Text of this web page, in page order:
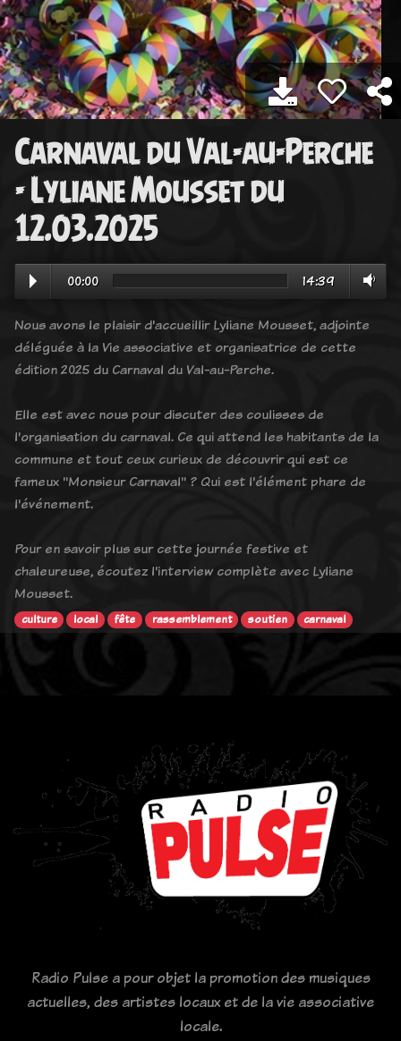
Carnaval du Val-au-Perche
- Lyliane Mousset du
12.03.2025
00:00 14:39
Nous avons le plaisir d'accueillir Lyliane Mousset, adjointe
déléguée à la Vie associative et organisatrice de cette
édition 2025 du Carnaval du Val-au-Perche.
Elle est avec nous pour discuter des coulisses de
l'organisation du carnaval. Ce qui attend les habitants de la
commune et tout ceux curieux de découvrir qui est ce
fameux "Monsieur Carnaval" ? Qui est l'élément phare de
l'événement.
Pour en savoir plus sur cette journée festive et
chaleureuse, écoutez l'interview complète avec Lyliane
Mousset.
culture local fête rassemblement soutien carnaval
Radio Pulse a pour objet la promotion des musiques
actuelles, des artistes locaux et de la vie associative
locale.